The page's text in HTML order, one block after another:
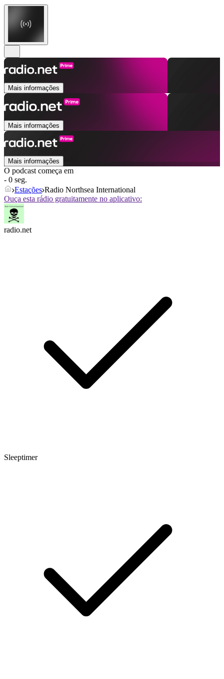
Mais informações
Mais informações
Mais informações
O podcast começa em
- 0 seg.
Estações Radio Northsea International
Ouça esta rádio gratuitamente no aplicativo:
radio.net
Sleeptimer